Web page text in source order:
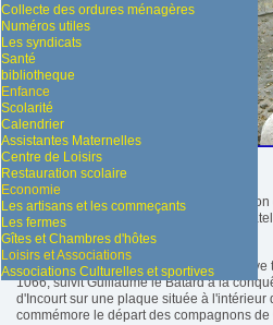
Collecte des ordures ménagères
Numéros utiles
Les syndicats
Santé
bibliotheque
Enfance
Scolarité
Calendrier
Assistantes Maternelles
Centre de Loisirs
Restauration scolaire
Economie
Les artisans et les commeçants
Les fermes
Gîtes et Chambres d'hôtes
Loisirs et Associations
Associations Culturelles et sportives
Le domaine d'Aincourt est né de la
Il dépendait d'Arthies et relevait de la
Le premier seigneur du lieu dont on
1066, suivit Guillaume le Bâtard à la
d'Incourt sur une plaque située à
commémore le départ des compagnons